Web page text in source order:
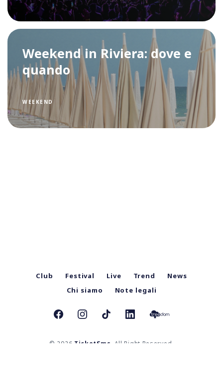
Weekend in Riviera: dove e
quando
WEEKEND
Club Festival Live Trend
News
Chi siamo
Note legali
© 2026 TicketSms . All Right Reserved.